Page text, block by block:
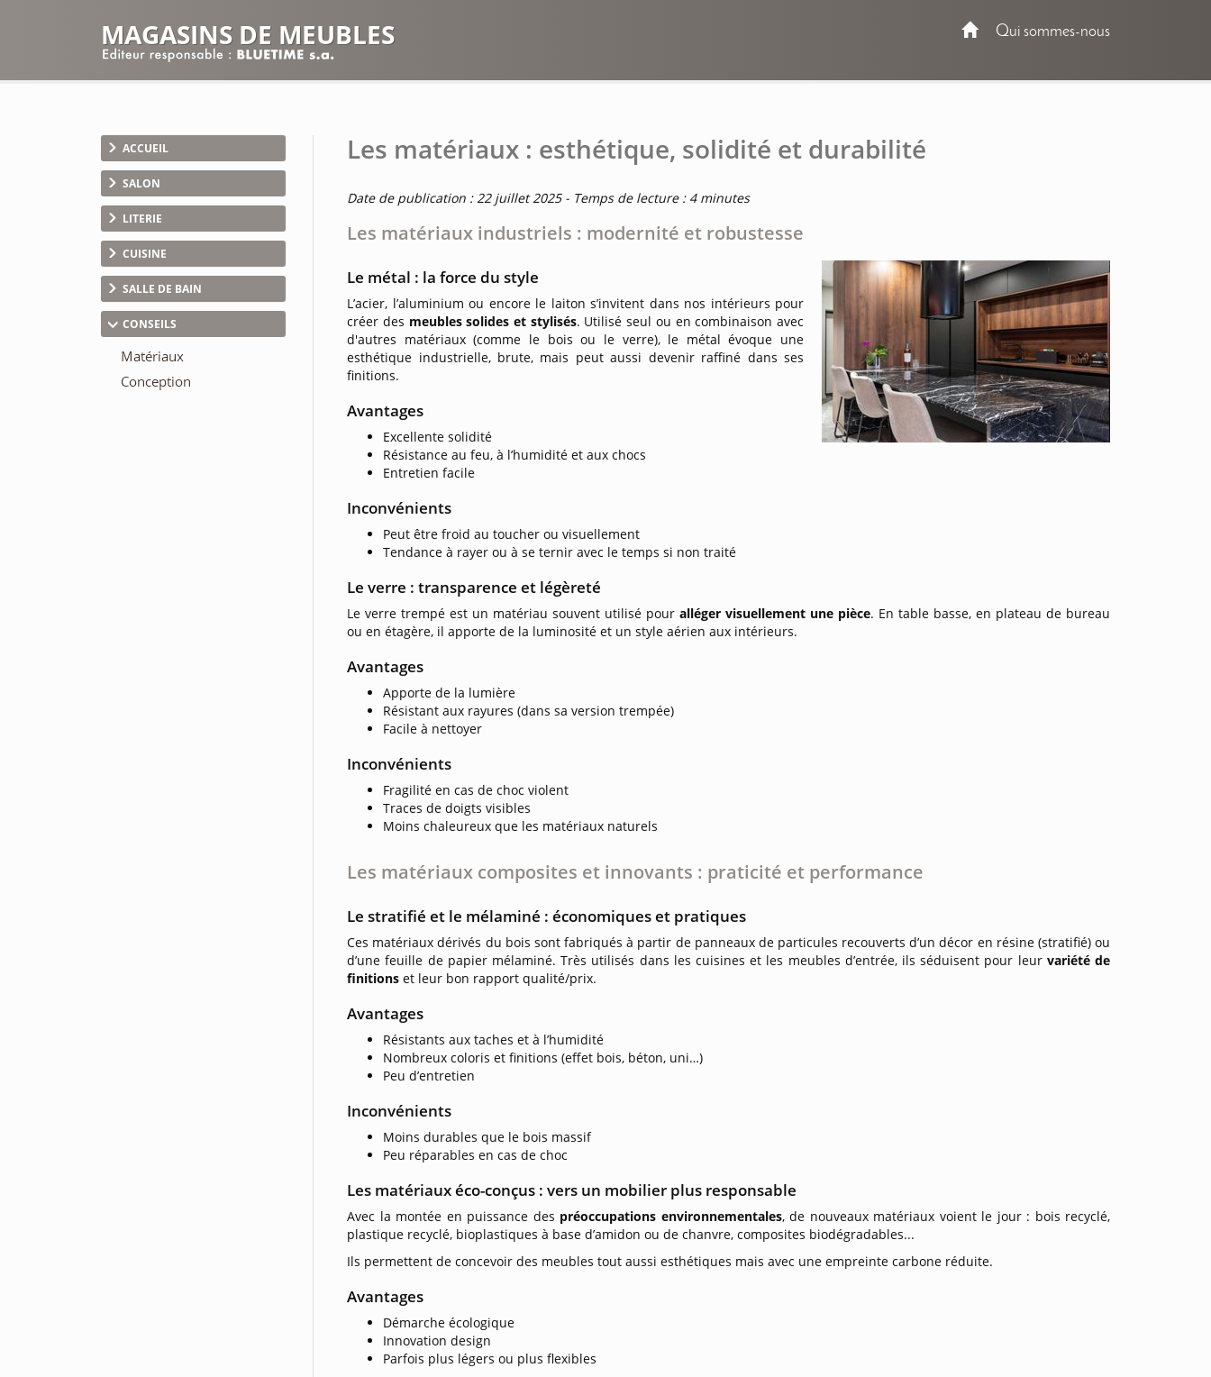
Qui sommes-nous
MAGASINS DE MEUBLES
ACCUEIL
SALON
LITERIE
CUISINE
SALLE DE BAIN
CONSEILS
Les matériaux : esthétique, solidité et durabilité
Date de publication : 22 juillet 2025 - Temps de lecture : 4 minutes
Les matériaux industriels : modernité et robustesse
Le métal : la force du style
L’acier, l’aluminium ou encore le laiton s’invitent dans nos intérieurs pour
créer des meubles solides et stylisés. Utilisé seul ou en combinaison avec
d'autres matériaux (comme le bois ou le verre), le métal évoque une
esthétique industrielle, brute, mais peut aussi devenir raffiné dans ses
finitions.
Avantages
Excellente solidité
Résistance au feu, à l’humidité et aux chocs
Entretien facile
Inconvénients
Peut être froid au toucher ou visuellement
Tendance à rayer ou à se ternir avec le temps si non traité
Le verre : transparence et légèreté
Le verre trempé est un matériau souvent utilisé pouralléger visuellement une pièce. En table basse, en plateau de bureau
ou en étagère, il apporte de la luminosité et un style aérien aux intérieurs.
Avantages
Apporte de la lumière
Résistant aux rayures (dans sa version trempée)
Facile à nettoyer
Inconvénients
Fragilité en cas de choc violent
Traces de doigts visibles
Moins chaleureux que les matériaux naturels
Les matériaux composites et innovants : praticité et performance
Le stratifié et le mélaminé : économiques et pratiques
Ces matériaux dérivés du bois sont fabriqués à partir de panneaux de particules recouverts d’un décor en résine (stratifié) ou
d’une feuille de papier mélaminé. Très utilisés dans les cuisines et les meubles d’entrée, ils séduisent pour leur variété de
finitionset leur bon rapport qualité/prix.
Avantages
Résistants aux taches et à l’humidité
Nombreux coloris et finitions (effet bois, béton, uni…)
Peu d’entretien
Inconvénients
Moins durables que le bois massif
Peu réparables en cas de choc
Les matériaux éco-conçus : vers un mobilier plus responsable
Avec la montée en puissance des préoccupations environnementales, de nouveaux matériaux voient le jour : bois recyclé,
plastique recyclé, bioplastiques à base d’amidon ou de chanvre, composites biodégradables...
Ils permettent de concevoir des meubles tout aussi esthétiques mais avec une empreinte carbone réduite.
Avantages
Démarche écologique
Innovation design
Parfois plus légers ou plus flexibles